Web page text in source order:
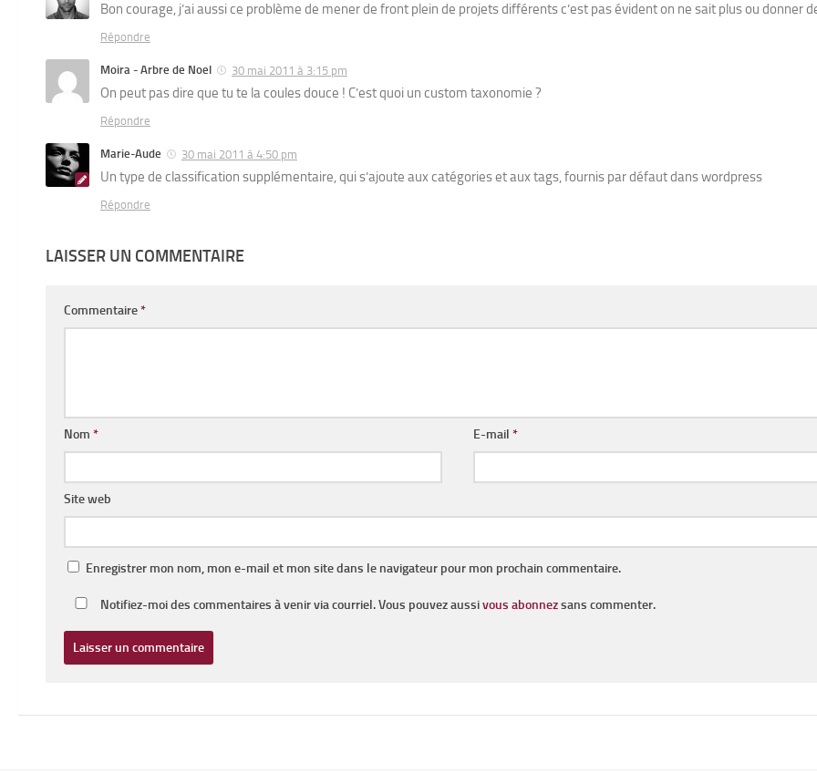
Bon courage, j’ai aussi ce problème de mener de front plein de projets différents c’est pas évident on ne sait plus ou donner
Répondre
Moira - Arbre de Noel 30 mai 2011 à 3:15 pm
On peut pas dire que tu te la coules douce ! C’est quoi un custom taxonomie ?
Répondre
Marie-Aude 30 mai 2011 à 4:50 pm
Un type de classification supplémentaire, qui s’ajoute aux catégories et aux tags, fournis par défaut dans wordpress
Répondre
LAISSER UN COMMENTAIRE
Commentaire*
Nom * E-mail*
Site web
Enregistrer mon nom, mon e-mail et mon site dans le navigateur pour mon prochain commentaire.
Notifiez-moi des commentaires à venir via courriel. Vous pouvez aussivous abonnezsans commenter.